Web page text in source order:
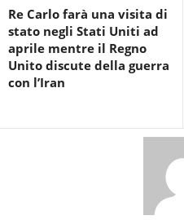
Re Carlo farà una visita di
stato negli Stati Uniti ad
aprile mentre il Regno
Unito discute della guerra
con l’Iran